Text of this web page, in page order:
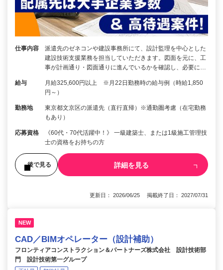
仕事内容
派遣先のゼネコンや建設事務所にて、設計監理を中心とした
建設技術支援業務を担当していただきます。図面を元に、工
事が計画通り・図面通りに進んでいるかを確認し、必要に…
給与
月給325,600円以上 ※月22日勤務時の給与例（時給1,850
円～）
勤務地
東京都文京区の派遣先（直行直帰）※通勤圏考慮（在宅勤務
もあり）
応募資格
《60代・70代活躍中！》 一級建築士、または1級施工管理技
士の資格をお持ちの方
後で見る 詳細を見る
更新日： 2026/06/25 掲載終了日： 2027/07/31
NEW
CAD／BIMオペレーター（設計補助）
フロンティアコンストラクション＆パートナーズ株式会社 設計技術部
門 設計技術第一グループ